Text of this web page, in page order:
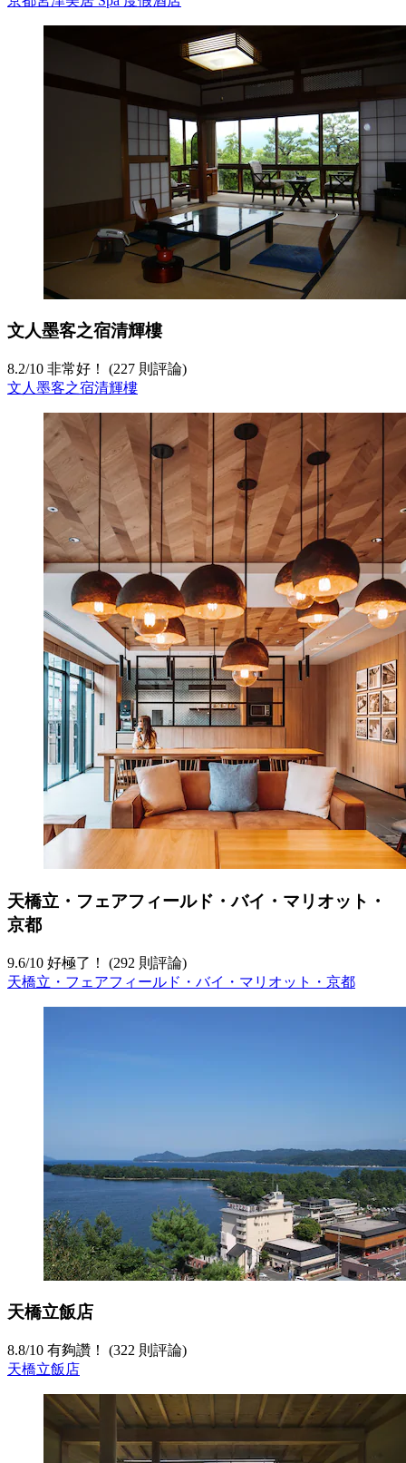
文人墨客之宿清輝樓
8.2/10 非常好！ (227 則評論)
文人墨客之宿清輝樓
天橋立・フェアフィールド・バイ・マリオット・
京都
9.6/10 好極了！ (292 則評論)
天橋立・フェアフィールド・バイ・マリオット・京都
天橋立飯店
8.8/10 有夠讚！ (322 則評論)
天橋立飯店